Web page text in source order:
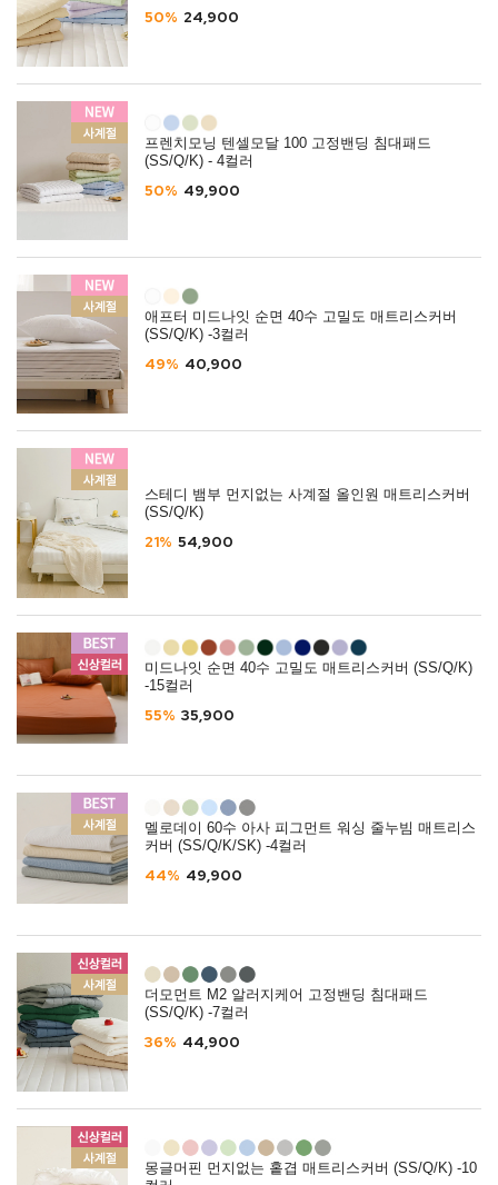
50% 24,900
프렌치모닝 텐셀모달 100 고정밴딩 침대패드
(SS/Q/K) - 4컬러
50% 49,900
애프터 미드나잇 순면 40수 고밀도 매트리스커버
(SS/Q/K) -3컬러
49% 40,900
스테디 뱀부 먼지없는 사계절 올인원 매트리스커버
(SS/Q/K)
21% 54,900
미드나잇 순면 40수 고밀도 매트리스커버 (SS/Q/K)
-15컬러
55% 35,900
멜로데이 60수 아사 피그먼트 워싱 줄누빔 매트리스
커버 (SS/Q/K/SK) -4컬러
44% 49,900
더모먼트 M2 알러지케어 고정밴딩 침대패드
(SS/Q/K) -7컬러
36% 44,900
몽글머핀 먼지없는 홑겹 매트리스커버 (SS/Q/K) -10